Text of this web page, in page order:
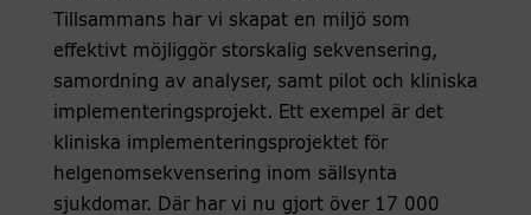
Tillsammans har vi skapat en miljö som
effektivt möjliggör storskalig sekvensering,
samordning av analyser, samt pilot och kliniska
implementeringsprojekt. Ett exempel är det
kliniska implementeringsprojektet för
helgenomsekvensering inom sällsynta
sjukdomar. Där har vi nu gjort över 17 000